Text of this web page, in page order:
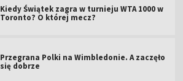
Kiedy Świątek zagra w turnieju WTA 1000 w
Toronto? O której mecz?
Przegrana Polki na Wimbledonie. A zaczęło
się dobrze